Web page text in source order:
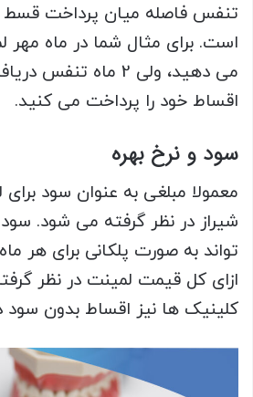
تنفس فاصله میان پرداخت قسط
است. برای مثال شما در ماه مهر
می دهید، ولی 2 ماه
اقساط خود را پرداخت می کنید.
سود و نرخ بهره
معمولا مبلغی به عنوان سود
شیراز در نظر گرفته می شود.
تواند به صورت پلکانی برای هر
ازای کل قیمت لمینت در نظر
کلینیک ها نیز اقساط بدون سود